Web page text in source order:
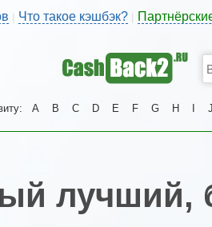
| Что такое кэшбэк?
A B C D E F G H
лучший,